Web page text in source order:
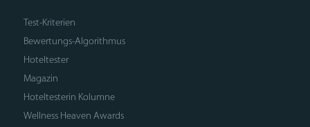
Test-Kriterien
Bewertungs-Algorithmus
Hoteltester
Magazin
Hoteltesterin Kolumne
Wellness Heaven Awards